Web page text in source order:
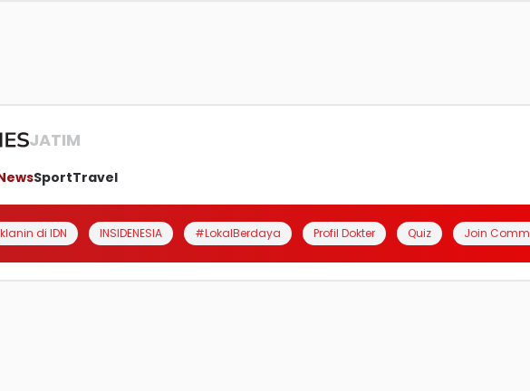
JATIM
SportTravel
di IDN INSIDENESIA #LokalBerdaya Profil Dokter Quiz Join